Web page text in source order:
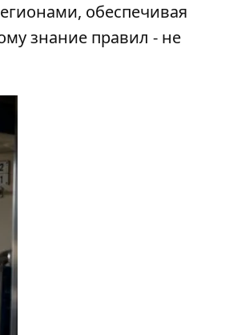
обеспечивая
знание правил - не